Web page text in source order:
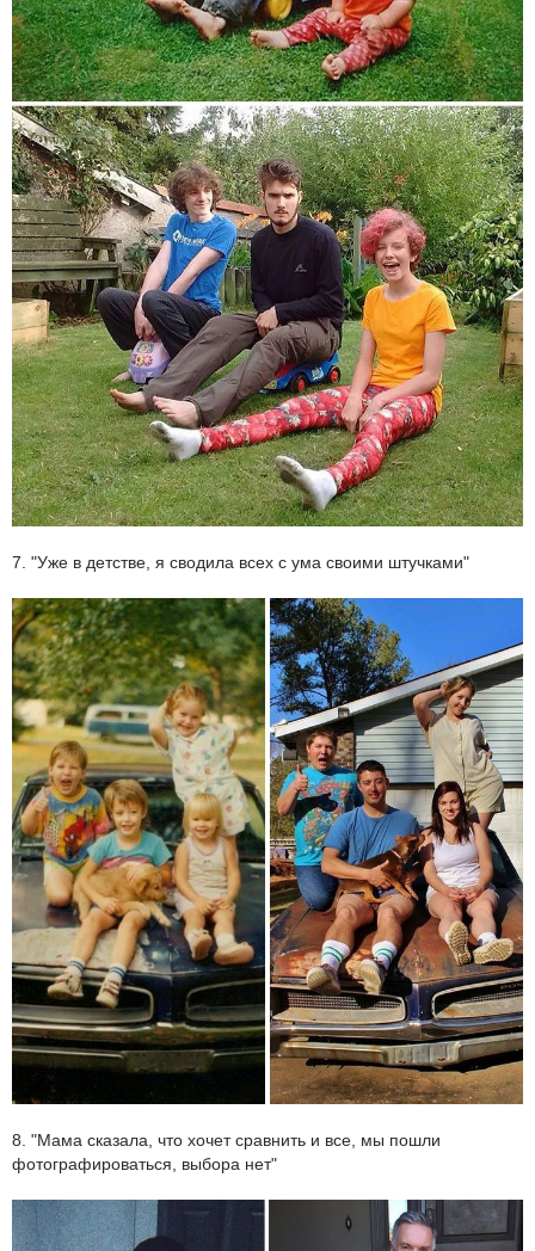
7. "Уже в детстве, я сводила всех с ума своими штучками"
8. "Мама сказала, что хочет сравнить и все, мы пошли
фотографироваться, выбора нет"